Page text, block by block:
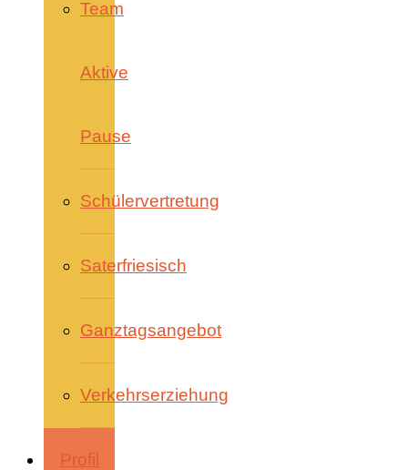
Team
Aktive
Pause
Schülervertretung
Saterfriesisch
Ganztagsangebot
Verkehrserziehung
Profil